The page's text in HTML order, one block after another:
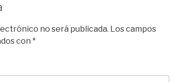
no será publicada. Los campos
con *